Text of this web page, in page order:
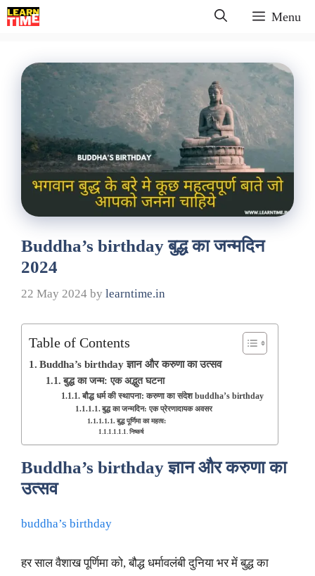
Skip
to
Menu
Buddha’s birthday बुद्ध का जन्मदिन
2024
22 May 2024 by learntime.in
Table of Contents
Buddha’s birthday ज्ञान और करुणा का उत्सव
बुद्ध का जन्म: एक अद्भुत घटना
बौद्ध धर्म की स्थापना: करुणा का संदेश buddha’s birthday
बुद्ध का जन्मदिन: एक प्रेरणादायक अवसर
बुद्ध पूर्णिमा का महत्व:
निष्कर्ष
Buddha’s birthdayज्ञान और करुणा का
उत्सव
buddha’s birthday
हर साल वैशाख पूर्णिमा को, बौद्ध धर्मावलंबी दुनिया भर में बुद्ध का